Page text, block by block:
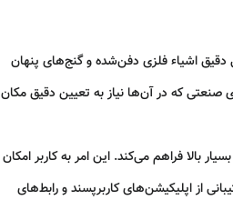
اشیاء فلزی دفن‌شده و گنج‌های پنهان
صنعتی که در آن‌ها نیاز به تعیین دقیق مکان
بالا فراهم می‌کند. این امر به کاربر امکان
از اپلیکیشن‌های کاربرپسند و رابط‌های